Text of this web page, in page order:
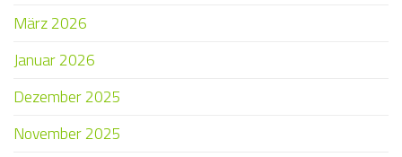
März 2026
Januar 2026
Dezember 2025
November 2025